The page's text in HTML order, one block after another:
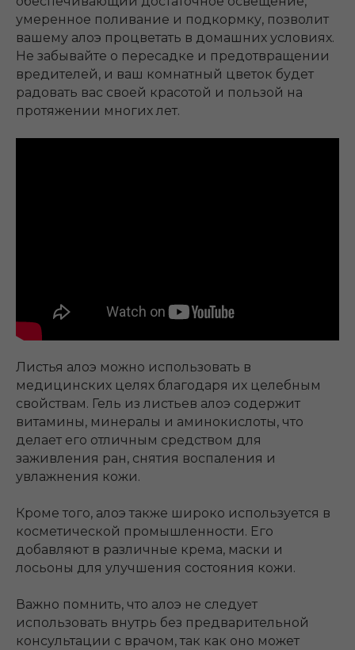
умеренное поливание и подкормку, позволит
вашему алоэ процветать в домашних условиях.
Не забывайте о пересадке и предотвращении
вредителей, и ваш комнатный цветок будет
радовать вас своей красотой и пользой на
протяжении многих лет.
Листья алоэ можно использовать в
медицинских целях благодаря их целебным
свойствам. Гель из листьев алоэ содержит
витамины, минералы и аминокислоты, что
делает его отличным средством для
заживления ран, снятия воспаления и
увлажнения кожи.
Кроме того, алоэ также широко используется в
косметической промышленности. Его
добавляют в различные крема, маски и
лосьоны для улучшения состояния кожи.
Важно помнить, что алоэ не следует
использовать внутрь без предварительной
консультации с врачом, так как оно может